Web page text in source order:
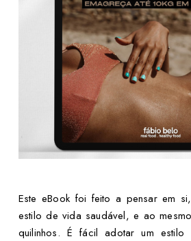
Este eBook foi feito a pensar em
estilo de vida saudável, e ao
quilinhos. É fácil adotar um